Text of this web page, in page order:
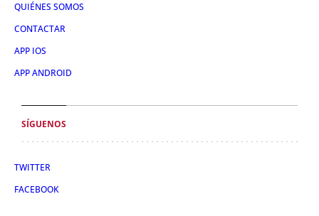
QUIÉNES SOMOS
CONTACTAR
APP IOS
APP ANDROID
SÍGUENOS
TWITTER
FACEBOOK